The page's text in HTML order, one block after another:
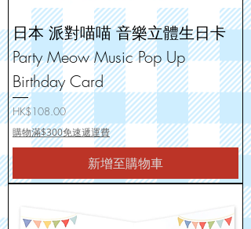
日本 派對喵喵 音樂立體生日卡
Party Meow Music Pop Up
Birthday Card
價格
HK$108.00
購物滿$300免速遞運費
新增至購物車